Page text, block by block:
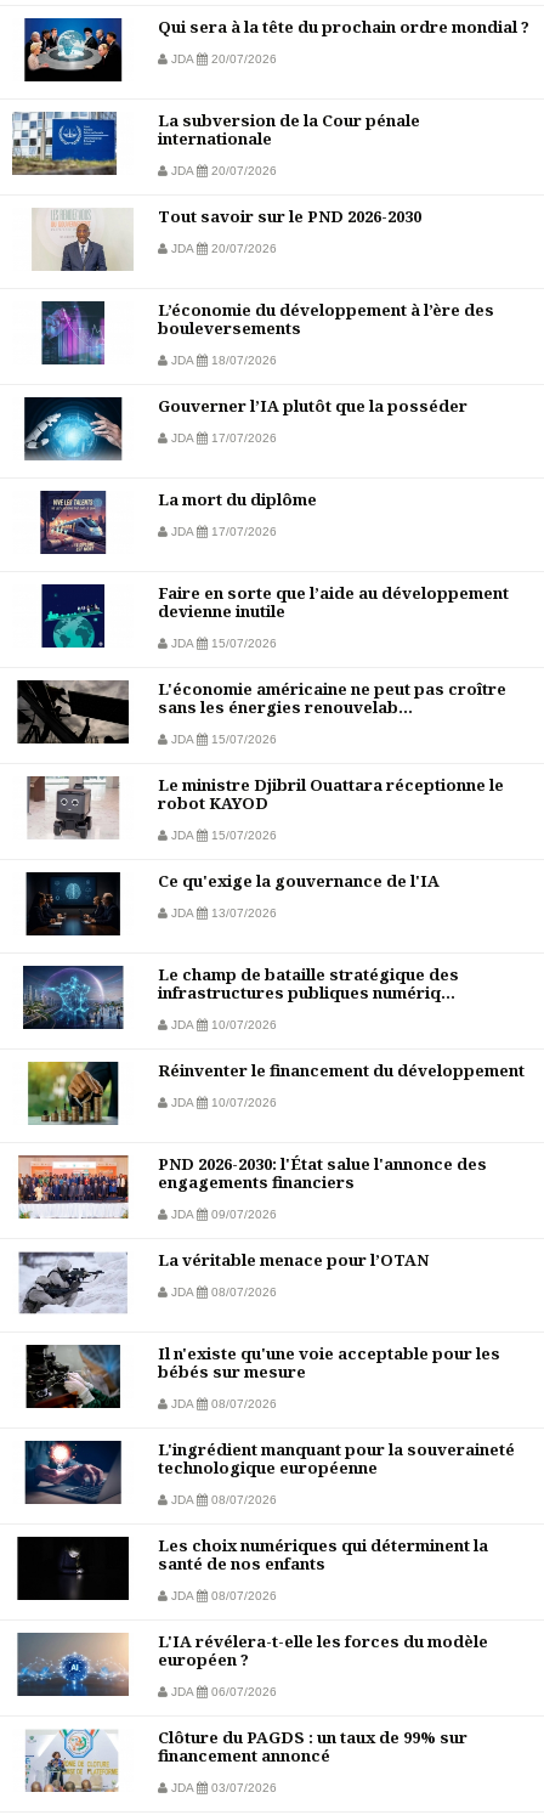
Qui sera à la tête du prochain ordre mondial ?
JDA 20/07/2026
La subversion de la Cour pénale
internationale
JDA 20/07/2026
Tout savoir sur le PND 2026-2030
JDA 20/07/2026
L’économie du développement à l’ère des
bouleversements
JDA 18/07/2026
Gouverner l’IA plutôt que la posséder
JDA 17/07/2026
La mort du diplôme
JDA 17/07/2026
Faire en sorte que l’aide au développement
devienne inutile
JDA 15/07/2026
L'économie américaine ne peut pas croître
sans les énergies renouvelab...
JDA 15/07/2026
Le ministre Djibril Ouattara réceptionne le
robot KAYOD
JDA 15/07/2026
Ce qu'exige la gouvernance de l'IA
JDA 13/07/2026
Le champ de bataille stratégique des
infrastructures publiques numériq...
JDA 10/07/2026
Réinventer le financement du développement
JDA 10/07/2026
PND 2026-2030: l'État salue l'annonce des
engagements financiers
JDA 09/07/2026
La véritable menace pour l’OTAN
JDA 08/07/2026
Il n'existe qu'une voie acceptable pour les
bébés sur mesure
JDA 08/07/2026
L'ingrédient manquant pour la souveraineté
technologique européenne
JDA 08/07/2026
Les choix numériques qui déterminent la
santé de nos enfants
JDA 08/07/2026
L'IA révélera-t-elle les forces du modèle
européen ?
JDA 06/07/2026
Clôture du PAGDS : un taux de 99% sur
financement annoncé
JDA 03/07/2026